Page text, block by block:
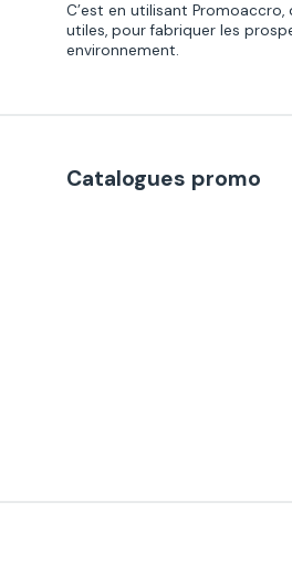
C’est en utilisant
utiles, pour fabriquer les
environnement.
Catalogues promo